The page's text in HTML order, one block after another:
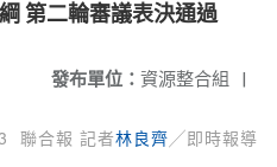
第二輪審議表決通過
發布單位： 資源整合組 |
聯合報 記者林良齊╱即時報導